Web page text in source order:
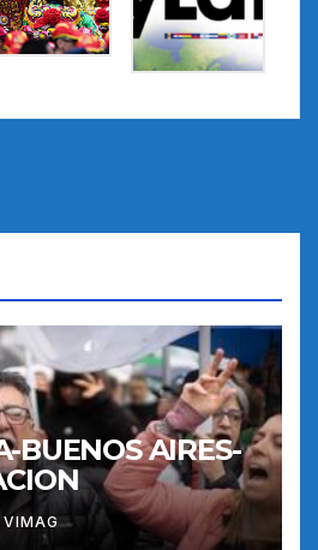
BUENOS AIRES-
VIMAG